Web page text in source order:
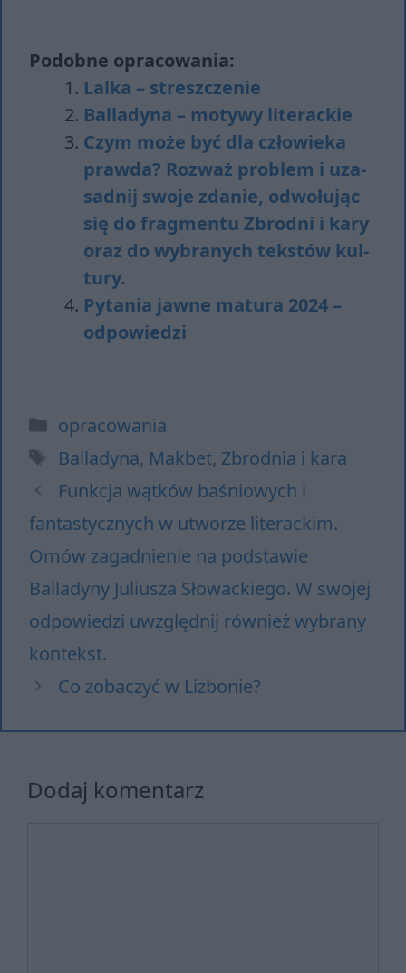
Podobne opracowania:
Lalka – streszczenie
Balladyna – motywy literackie
Czym może być dla czło­wie­ka
praw­da? Roz­waż pro­blem i uza­
sad­nij swo­je zda­nie, od­wo­łu­jąc
się do frag­men­tu Zbrodni i kary
oraz do wy­bra­nych tek­stów kul­
tu­ry.
Pytania jawne matura 2024 –
odpowiedzi
Kategorie
opracowania
Tagi
Balladyna, Makbet, Zbrodnia i kara
Funkcja wątków baśniowych i
fantastycznych w utworze literackim.
Omów zagadnienie na podstawie
Balladyny Juliusza Słowackiego. W swojej
odpowiedzi uwzględnij również wybrany
kontekst.
Co zobaczyć w Lizbonie?
Dodaj komentarz